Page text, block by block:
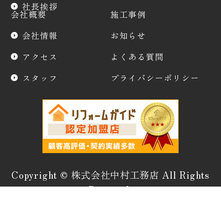
社長挨拶
会社概要
会社情報
アクセス
スタッフ
施工事例
お知らせ
よくある質問
プライバシーポリシー
Copyright © 株式会社中村工務店 All Rights
Reserved.